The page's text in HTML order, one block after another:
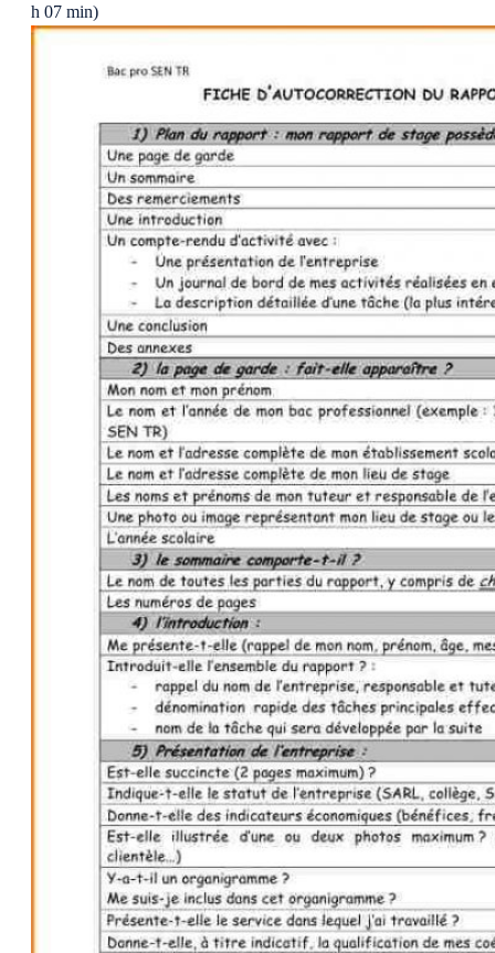
h 07 min)